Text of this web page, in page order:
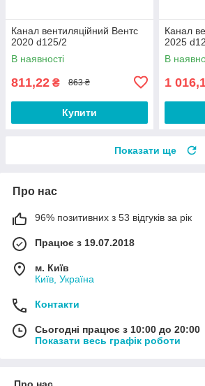
Канал вентиляційний Вентс
2020 d125/2
В наявності
811,22 ₴ 863 ₴
Купити
Канал
2025
В
1
Показати ще
Про нас
96% позитивних з 53 відгуків за рік
Працює з 19.07.2018
м. Київ
Київ, Україна
Контакти
Сьогодні працює з 10:00 до 20:00
Показати весь графік роботи